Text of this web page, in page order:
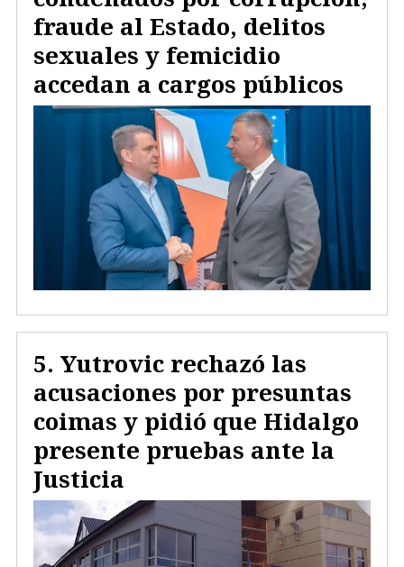
fraude al Estado, delitos
sexuales y femicidio
accedan a cargos públicos
Yutrovic rechazó las
acusaciones por presuntas
coimas y pidió que Hidalgo
presente pruebas ante la
Justicia